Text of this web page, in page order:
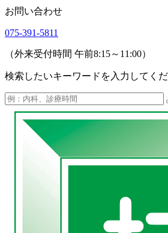
お問い合わせ
075-391-5811
（外来受付時間 午前8:15～11:00）
検索したいキーワードを入力してく